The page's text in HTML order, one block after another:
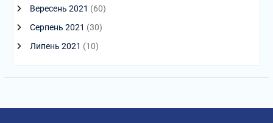
Вересень 2021 (60)
Серпень 2021 (30)
Липень 2021 (10)